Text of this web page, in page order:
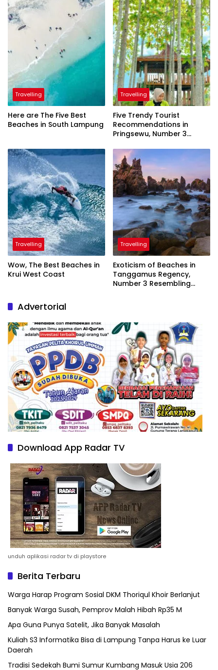
Travelling
Here are The Five Best
Beaches in South Lampung
Travelling
Five Trendy Tourist
Recommendations in
Pringsewu, Number 3
President
Travelling
Wow, The Best Beaches in
Krui West Coast
Travelling
Exoticism of Beaches in
Tanggamus Regency,
Number 3 Resembling
Advertorial
Download App Radar TV
unduh aplikasi radar tv di playstore
Berita Terbaru
Warga Harap Program Sosial DKM Thoriqul Khoir Berlanjut
Banyak Warga Susah, Pemprov Malah Hibah Rp35 M
Apa Guna Punya Satelit, Jika Banyak Masalah
Kuliah S3 Informatika Bisa di Lampung Tanpa Harus ke Luar
Daerah
Tradisi Sedekah Bumi Sumur Kumbang Masuk Usia 206